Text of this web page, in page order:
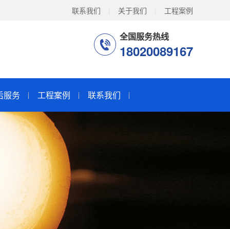
联系我们 关于我们 工程案例
全国服务热线
18020089167
服务 工程案例 联系我们